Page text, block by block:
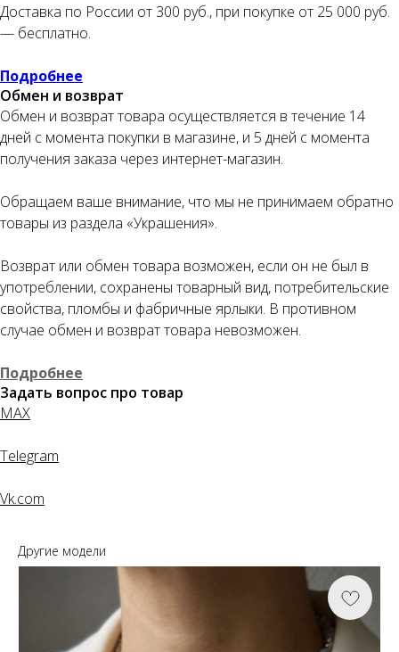
Доставка по России от 300 руб., при покупке от 25 000 руб.
— бесплатно.
Подробнее
Обмен и возврат
Обмен и возврат товара осуществляется в течение 14
дней с момента покупки в магазине, и 5 дней с момента
получения заказа через интернет-магазин.
Обращаем ваше внимание, что мы не принимаем обратно
товары из раздела «Украшения».
Возврат или обмен товара возможен, если он не был в
употреблении, сохранены товарный вид, потребительские
свойства, пломбы и фабричные ярлыки. В противном
случае обмен и возврат товара невозможен.
Подробнее
Задать вопрос про товар
MAX
Telegram
Vk.com
Другие модели